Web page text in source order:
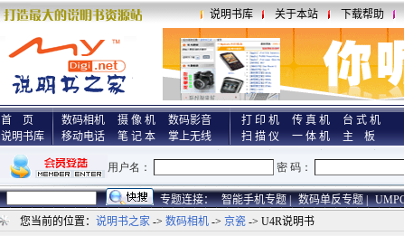
说明书库 关于本站 下载帮助
首 页
说明书库
数码相机 摄 像 机
数码影音
移动电话
笔 记 本 掌上无线
打 印 机 传 真 机
台 式 机
扫 描 仪
一 体 机 主 板
专题连接： 智能手机专题 | 数码单反专题 |
您当前的位置： 说明书之家 -> 数码相机 -> 京瓷 -> U4R说明书